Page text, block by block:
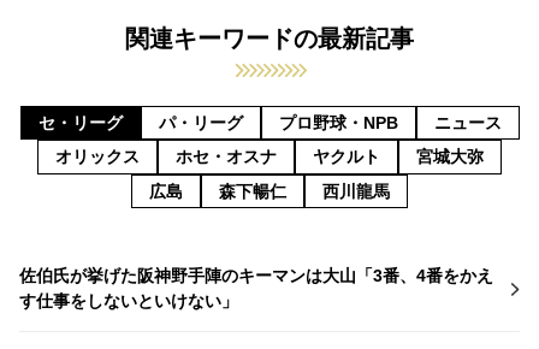
関連キーワードの最新記事
セ・リーグ パ・リーグ プロ野球・NPB
ニュース
オリックス
ホセ・オスナ ヤクルト
宮城大弥
広島
森下暢仁 西川龍馬
佐伯氏が挙げた阪神野手陣のキーマンは大山「3番、4番をかえ
す仕事をしないといけない」